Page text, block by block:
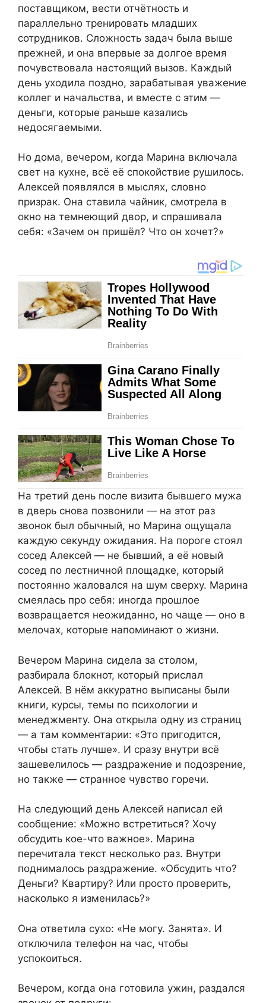
поставщиком, вести отчётность и
параллельно тренировать младших
сотрудников. Сложность задач была выше
прежней, и она впервые за долгое время
почувствовала настоящий вызов. Каждый
день уходила поздно, зарабатывая уважение
коллег и начальства, и вместе с этим —
деньги, которые раньше казались
недосягаемыми.
Но дома, вечером, когда Марина включала
свет на кухне, всё её спокойствие рушилось.
Алексей появлялся в мыслях, словно
призрак. Она ставила чайник, смотрела в
окно на темнеющий двор, и спрашивала
себя: «Зачем он пришёл? Что он хочет?»
На третий день после визита бывшего мужа
в дверь снова позвонили — на этот раз
звонок был обычный, но Марина ощущала
каждую секунду ожидания. На пороге стоял
сосед Алексей — не бывший, а её новый
сосед по лестничной площадке, который
постоянно жаловался на шум сверху. Марина
смеялась про себя: иногда прошлое
возвращается неожиданно, но чаще — оно в
мелочах, которые напоминают о жизни.
Вечером Марина сидела за столом,
разбирала блокнот, который прислал
Алексей. В нём аккуратно выписаны были
книги, курсы, темы по психологии и
менеджменту. Она открыла одну из страниц
— а там комментарии: «Это пригодится,
чтобы стать лучше». И сразу внутри всё
зашевелилось — раздражение и подозрение,
но также — странное чувство горечи.
На следующий день Алексей написал ей
сообщение: «Можно встретиться? Хочу
обсудить кое-что важное». Марина
перечитала текст несколько раз. Внутри
поднималось раздражение. «Обсудить что?
Деньги? Квартиру? Или просто проверить,
насколько я изменилась?»
Она ответила сухо: «Не могу. Занята». И
отключила телефон на час, чтобы
успокоиться.
Вечером, когда она готовила ужин, раздался